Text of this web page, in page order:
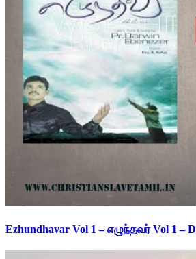
Ezhundhavar Vol 1 – எழுந்தவர் Vol 1 –